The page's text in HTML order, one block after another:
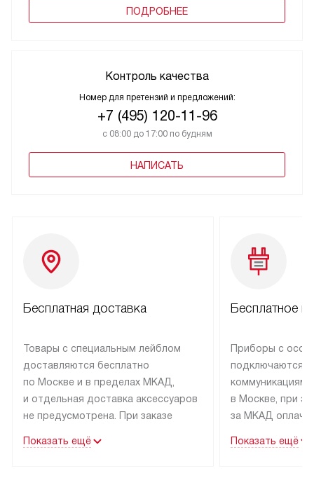
ПОДРОБНЕЕ
Контроль качества
Номер для претензий и предложений:
+7 (495) 120-11-96
с 08:00 до 17:00 по будням
НАПИСАТЬ
Бесплатная доставка
Товары с специальным лейблом
доставляются бесплатно
по Москве и в пределах МКАД,
и отдельная доставка аксессуаров
не предусмотрена. При заказе
рекомендуем обсудить
Показать ещё
Бесплатное
Приборы с
подключаются к
коммуникациям
в Москве, при
за МКАД
партнера
Показать ещё